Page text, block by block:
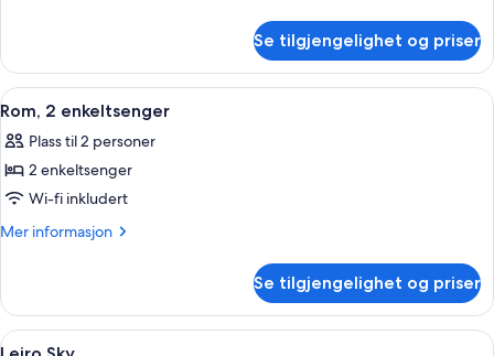
2
enkeltsenger,
sjøutsikt
Se tilgjengelighet og priser
Åpne
alle
bildene
av
Rom,
2
Sengetøy av topp kvalitet, minibar,
5
Rom, 2 enkeltsenger
Plass til 2 personer
2 enkeltsenger
Wi-fi inkludert
Mer informasjon
Mer
2
enkeltsenger
Se tilgjengelighet og priser
Åpne
21